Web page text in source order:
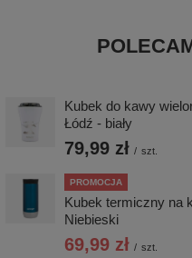
Kubek do kawy
Łódź - biały
79,99 zł / szt.
PROMOCJA
Kubek termiczny na
Niebieski
69,99 zł / szt.